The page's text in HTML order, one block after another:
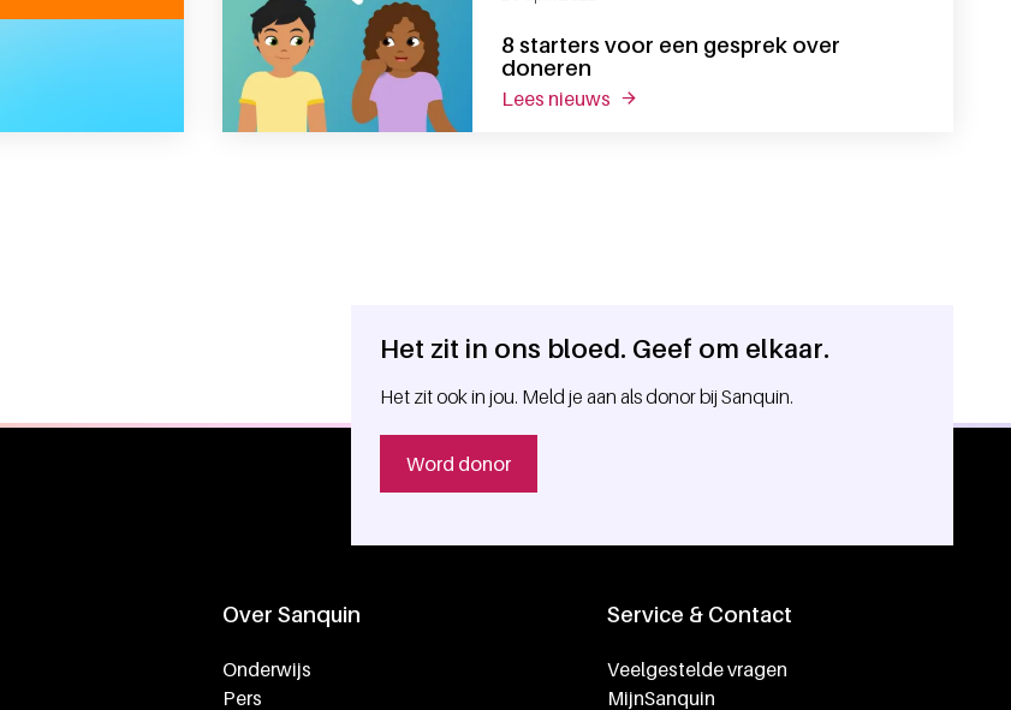
8 starters voor een gesprek over
doneren
lees nieuws over 8 starters voor een gesprek over doneren
Het zit in ons bloed. Geef om elkaar.
Het zit ook in jou. Meld je aan als donor bij Sanquin.
Word donor
Over Sanquin
Onderwijs
Pers
Service & Contact
Veelgestelde vragen
MijnSanquin